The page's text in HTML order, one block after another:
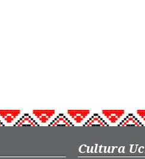
Cultura